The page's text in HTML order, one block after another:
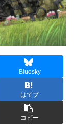
Bluesky
はてブ
コピー